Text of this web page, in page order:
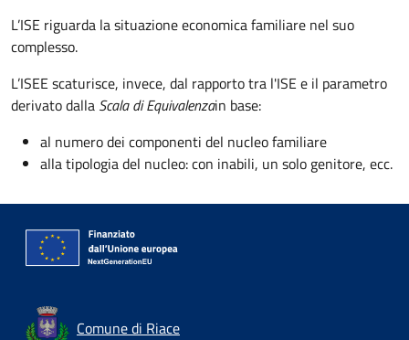
L’ISE riguarda la situazione economica familiare nel suo
complesso.
L’ISEE scaturisce, invece, dal rapporto tra l'ISE e il parametro
derivato dalla Scala di Equivalenzain base:
al numero dei componenti del nucleo familiare
alla tipologia del nucleo: con inabili, un solo genitore, ecc.
Comune di Riace